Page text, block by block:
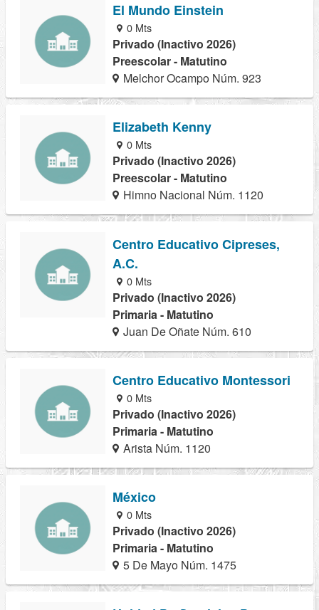
El Mundo Einstein
0 Mts
Privado (Inactivo 2026)
Preescolar - Matutino
Melchor Ocampo Núm. 923
Elizabeth Kenny
0 Mts
Privado (Inactivo 2026)
Preescolar - Matutino
Himno Nacional Núm. 1120
Centro Educativo Cipreses,
A.C.
0 Mts
Privado (Inactivo 2026)
Primaria - Matutino
Juan De Oñate Núm. 610
Centro Educativo Montessori
0 Mts
Privado (Inactivo 2026)
Primaria - Matutino
Arista Núm. 1120
México
0 Mts
Privado (Inactivo 2026)
Primaria - Matutino
5 De Mayo Núm. 1475